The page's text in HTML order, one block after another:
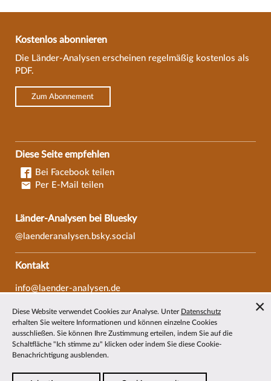
Kostenlos abonnieren
Die Länder-Analysen erscheinen regelmäßig kostenlos als
PDF.
Zum Abonnement
Diese Seite empfehlen
Bei Facebook teilen
Per E-Mail teilen
Länder-Analysen bei Bluesky
@laenderanalysen.bsky.social
Kontakt
info@laender-analysen.de
Fax: 0421/218-69607
Redaktionen
Wissenschaftliche Beiräte
Über die Länder-Analysen
Diese Website verwendet Cookies zur Analyse. Unter Datenschutz
erhalten Sie weitere Informationen und können einzelne Cookies
ausschließen. Sie können Ihre Zustimmung erteilen, indem Sie auf die
Schaltfläche "Ich stimme zu" klicken oder indem Sie diese Cookie-
Benachrichtigung ausblenden.